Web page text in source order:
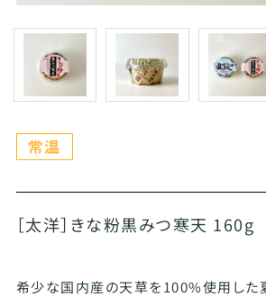
［太洋］きな粉黒みつ寒天 160g
希少な国内産の天草を100%使用した